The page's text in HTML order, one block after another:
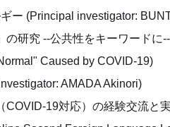
(Principal investigator:
の研究 --公共性をキーワードに--
Caused by COVID-19)
AMADA Akinori)
19対応）の経験交流と